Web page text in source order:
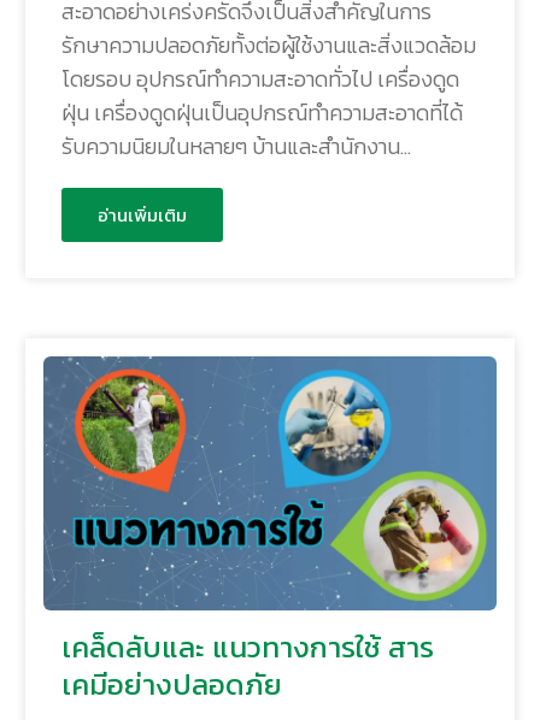
สะอาดอย่างเคร่งครัดจึงเป็นสิ่งสำคัญในการ
รักษาความปลอดภัยทั้งต่อผู้ใช้งานและสิ่งแวดล้อม
โดยรอบ อุปกรณ์ทำความสะอาดทั่วไป เครื่องดูด
ฝุ่น เครื่องดูดฝุ่นเป็นอุปกรณ์ทำความสะอาดที่ได้
รับความนิยมในหลายๆ บ้านและสำนักงาน…
อ่านเพิ่มเติม
เคล็ดลับและ แนวทางการใช้ สาร
เคมีอย่างปลอดภัย